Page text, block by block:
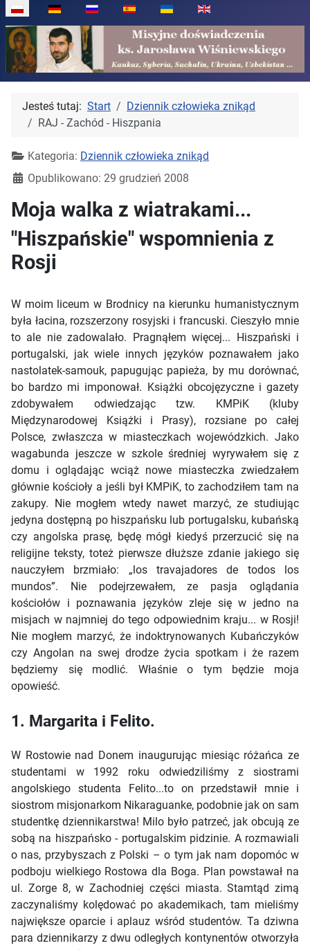
Wybierz swój język
Jesteś tutaj: Start
Dziennik człowieka znikąd
RAJ - Zachód - Hiszpania
Kategoria: Dziennik człowieka znikąd
Opublikowano: 29 grudzień 2008
Moja walka z wiatrakami...
"Hiszpańskie" wspomnienia z
Rosji
W moim liceum w Brodnicy na kierunku humanistycznym
była łacina, rozszerzony rosyjski i francuski. Cieszyło mnie
to ale nie zadowalało. Pragnąłem więcej... Hiszpański i
portugalski, jak wiele innych języków poznawałem jako
nastolatek-samouk, papugując papieża, by mu dorównać,
bo bardzo mi imponował. Książki obcojęzyczne i gazety
zdobywałem odwiedzając tzw. KMPiK (kluby
Międzynarodowej Książki i Prasy), rozsiane po całej
Polsce, zwłaszcza w miasteczkach wojewódzkich. Jako
wagabunda jeszcze w szkole średniej wyrywałem się z
domu i oglądając wciąż nowe miasteczka zwiedzałem
głównie kościoły a jeśli był KMPiK, to zachodziłem tam na
zakupy. Nie mogłem wtedy nawet marzyć, ze studiując
jedyna dostępną po hiszpańsku lub portugalsku, kubańską
czy angolska prasę, będę mógł kiedyś przerzucić się na
religijne teksty, toteż pierwsze dłuższe zdanie jakiego się
nauczyłem brzmiało: „los travajadores de todos los
mundos”. Nie podejrzewałem, ze pasja oglądania
kościołów i poznawania języków zleje się w jedno na
misjach w najmniej do tego odpowiednim kraju... w Rosji!
Nie mogłem marzyć, że indoktrynowanych Kubańczyków
czy Angolan na swej drodze życia spotkam i że razem
będziemy się modlić. Właśnie o tym będzie moja
opowieść.
1. Margarita i Felito.
W Rostowie nad Donem inaugurując miesiąc różańca ze
studentami w 1992 roku odwiedziliśmy z siostrami
angolskiego studenta Felito...to on przedstawił mnie i
siostrom misjonarkom Nikaraguanke, podobnie jak on sam
studentkę dziennikarstwa! Milo było patrzeć, jak obcują ze
sobą na hiszpańsko - portugalskim pidzinie. A rozmawiali
o nas, przybyszach z Polski – o tym jak nam dopomóc w
podboju wielkiego Rostowa dla Boga. Plan powstawał na
ul. Zorge 8, w Zachodniej części miasta. Stamtąd zimą
zaczynaliśmy kolędować po akademikach, tam mieliśmy
największe oparcie i aplauz wśród studentów. Ta dziwna
para dziennikarzy z dwu odległych kontynentów otworzyła